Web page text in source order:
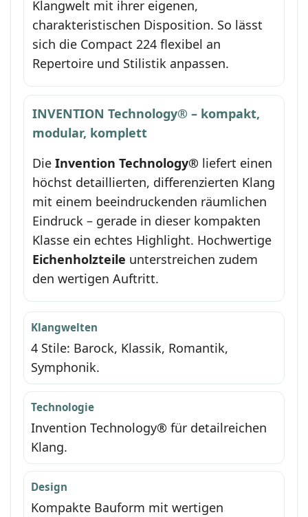
Klangwelt mit ihrer eigenen,
charakteristischen Disposition. So lässt
sich die Compact 224 flexibel an
Repertoire und Stilistik anpassen.
INVENTION Technology® – kompakt,
modular, komplett
Die Invention Technology® liefert einen
höchst detaillierten, differenzierten Klang
mit einem beeindruckenden räumlichen
Eindruck – gerade in dieser kompakten
Klasse ein echtes Highlight. Hochwertige
Eichenholzteile unterstreichen zudem
den wertigen Auftritt.
Klangwelten
4 Stile: Barock, Klassik, Romantik,
Symphonik.
Technologie
Invention Technology® für detailreichen
Klang.
Design
Kompakte Bauform mit wertigen